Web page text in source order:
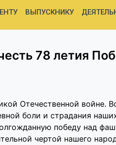
ВЫПУСКНИКУ
78 летия
Отечественной войне.
боли и страдания
победу над
чертой нашего